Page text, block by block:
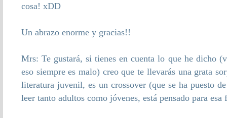
cosa! xDD
Un abrazo enorme y gracias!!
Mrs: Te gustará, si tienes en cuenta lo que he dicho
eso siempre es malo) creo que te llevarás una grata
literatura juvenil, es un crossover (que se ha puesto
leer tanto adultos como jóvenes, está pensado para esa